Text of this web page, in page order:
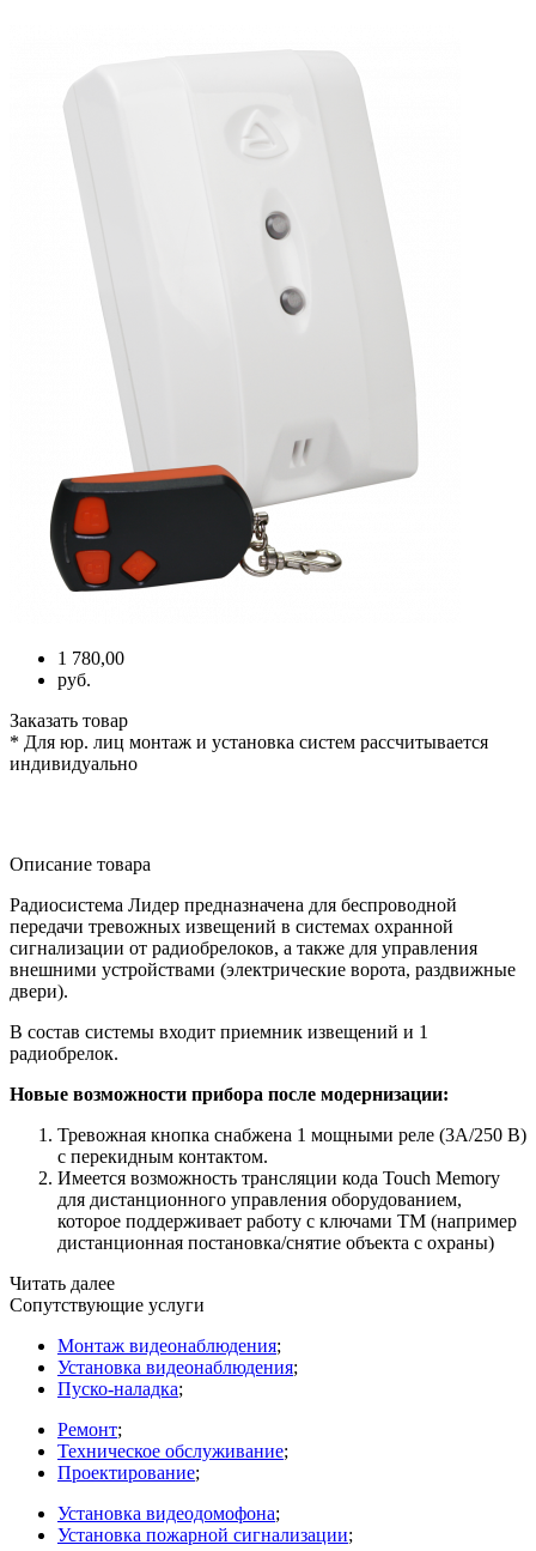
1 780,00
руб.
Заказать товар
* Для юр. лиц монтаж и установка систем рассчитывается
индивидуально
Описание товара
Радиосистема Лидер предназначена для беспроводной
передачи тревожных извещений в системах охранной
сигнализации от радиобрелоков, а также для управления
внешними устройствами (электрические ворота, раздвижные
двери).
В состав системы входит приемник извещений и 1
радиобрелок.
Новые возможности прибора после модернизации:
Тревожная кнопка снабжена 1 мощными реле (3А/250 В)
с перекидным контактом.
Имеется возможность трансляции кода Touch Memory
для дистанционного управления оборудованием,
которое поддерживает работу с ключами TM (например
дистанционная постановка/снятие объекта с охраны)
Читать далее
Сопутствующие услуги
Монтаж видеонаблюдения;
Установка видеонаблюдения;
Пуско-наладка;
Ремонт;
Техническое обслуживание;
Проектирование;
Установка видеодомофона;
Установка пожарной сигнализации;